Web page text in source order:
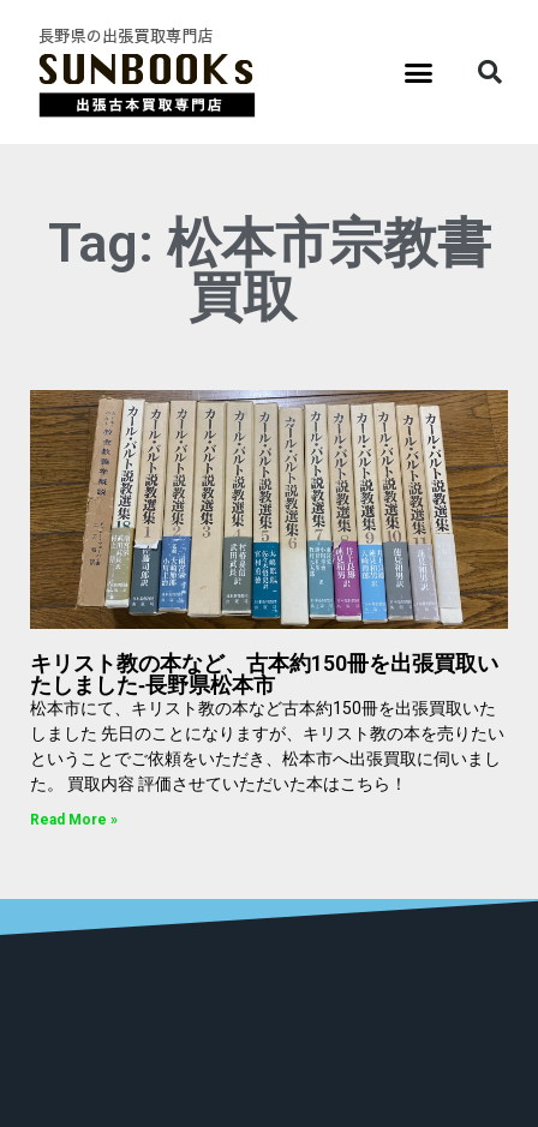
Tag: 松本市宗教書
買取
キリスト教の本など、古本約150冊を出張買取い
たしました‐長野県松本市
松本市にて、キリスト教の本など古本約150冊を出張買取いた
しました 先日のことになりますが、キリスト教の本を売りたい
ということでご依頼をいただき、松本市へ出張買取に伺いまし
た。 買取内容 評価させていただいた本はこちら！
Read More »